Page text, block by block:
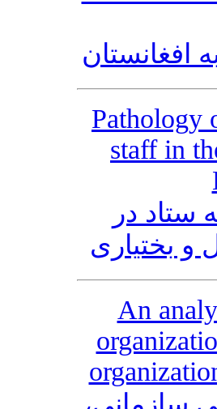
افغانستان
Pathology
staff in
در
و بختیاری
An